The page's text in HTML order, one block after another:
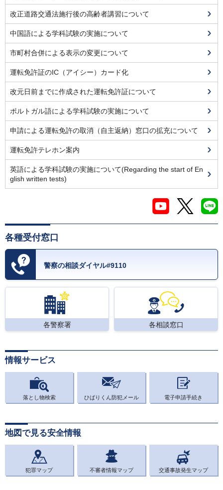
改正道路交通法施行後の高齢者講習について
中国語による学科試験の実施について
市町村合併による表示の変更について
運転免許証のIC（アイシー）カード化
改元日前までに作成された運転免許証について
ポルトガル語による学科試験の実施について
申請による運転免許の取消（自主返納）窓口の拡充について
運転免許テレホン案内
英語による学科試験の実施について(Regarding the start of En
glish written tests)
各種受付窓口
警察の相談ダイヤル#9110
各警察署 各相談窓口
情報サービス
落とし物検索 ひばりくん防犯メール 電子申請手続き
地図で見る安全情報
犯罪マップ 不審者情報マップ 交通事故発生マップ